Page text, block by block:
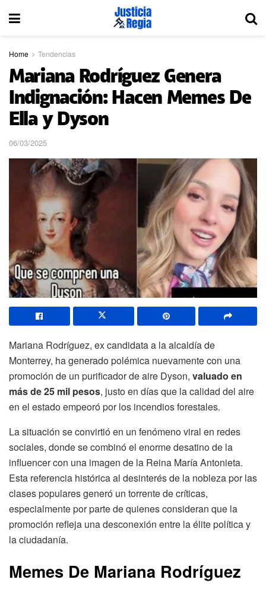
Home Tendencias
Mariana Rodríguez Genera
Indignación: Hacen Memes De
Ella y Dyson
06/03/2025
Mariana Rodríguez, ex candidata a la alcaldía de
Monterrey, ha generado polémica nuevamente con una
promoción de un purificador de aire Dyson, valuado en
más de 25 mil pesos, justo en días que la calidad del aire
en el estado empeoró por los incendios forestales.
La situación se convirtió en un fenómeno viral en redes
sociales, donde se combinó el enorme desatino de la
influencer con una imagen de la Reina María Antonieta.
Esta referencia histórica al desinterés de la nobleza por las
clases populares generó un torrente de críticas,
especialmente por parte de quienes consideran que la
promoción refleja una desconexión entre la élite política y
la ciudadanía.
Memes De Mariana Rodríguez